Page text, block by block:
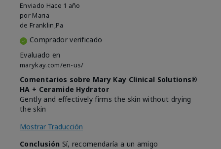
Enviado Hace 1 año
por Maria
de Franklin,Pa
Comprador verificado
Evaluado en
marykay.com/en-us/
Comentarios sobre Mary Kay Clinical Solutions®
HA + Ceramide Hydrator
Gently and effectively firms the skin without drying
the skin
Mostrar Traducción
Conclusión Sí, recomendaría a un amigo